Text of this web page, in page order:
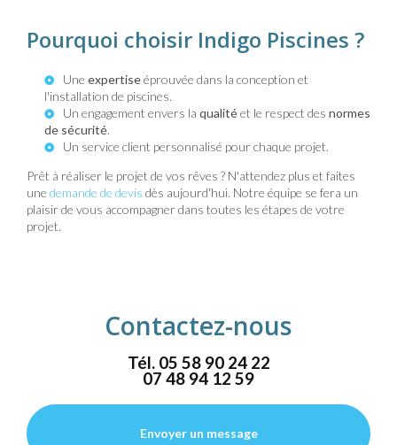
Pourquoi choisir Indigo Piscines ?
Une expertiseéprouvée dans la conception et
l'installation de piscines.
Un engagement envers la qualitéet le respect des normes
de sécurité.
Un service client personnalisé pour chaque projet.
Prêt à réaliser le projet de vos rêves ? N'attendez plus et faites
une demande de devis dès aujourd'hui. Notre équipe se fera un
plaisir de vous accompagner dans toutes les étapes de votre
projet.
Contactez-nous
Tél. 05 58 90 24 22
07 48 94 12 59
Envoyer un message